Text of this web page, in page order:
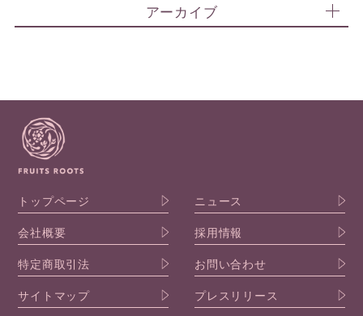
アーカイブ
トップページ
ニュース
会社概要
採用情報
特定商取引法
お問い合わせ
サイトマップ
プレスリリース